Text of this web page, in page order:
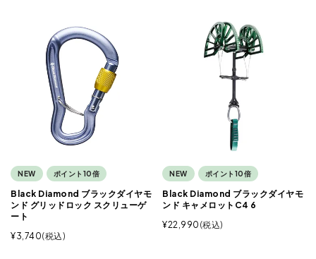
NEW ポイント10倍
Black Diamond ブラックダイヤモ
ンド グリッドロック スクリューゲ
ート
¥3,740 税込
NEW ポイント10倍
Black Diamond ブラックダイヤモ
ンド キャメロットC4 6
¥22,990 税込